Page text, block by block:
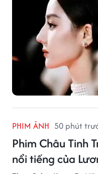
PHIM ẢNH 50 phút
Phim Châu Tinh
nổi tiếng của